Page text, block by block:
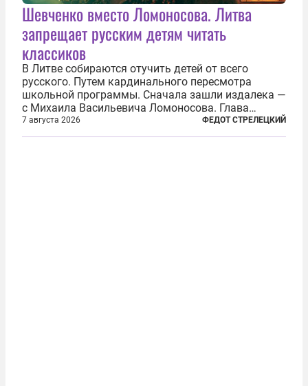
Шевченко вместо Ломоносова. Литва
запрещает русским детям читать
классиков
В Литве собираются отучить детей от всего
русского. Путем кардинального пересмотра
школьной программы. Сначала зашли издалека —
с Михаила Васильевича Ломоносова. Глава
правительства Литвы Миндаугас Синкявичюс
предложил исключить его тексты из программ
7 августа 2026 ФЕДОТ СТРЕЛЕЦКИЙ